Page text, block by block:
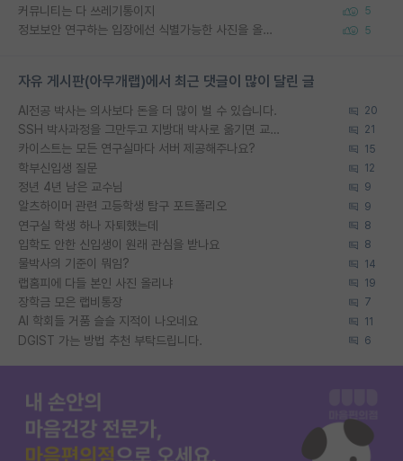
커뮤니티는 다 쓰레기통이지 5
정보보안 연구하는 입장에선 식별가능한 사진을 올리는건 비추이긴함 5
자유 게시판(아무개랩)에서 최근 댓글이 많이 달린 글
AI전공 박사는 의사보다 돈을 더 많이 벌 수 있습니다. 20
SSH 박사과정을 그만두고 지방대 박사로 옮기면 교수의 꿈은 끝일까요? 21
카이스트는 모든 연구실마다 서버 제공해주나요? 15
학부신입생 질문 12
정년 4년 남은 교수님 9
알츠하이머 관련 고등학생 탐구 포트폴리오 9
연구실 학생 하나 자퇴했는데 8
입학도 안한 신입생이 원래 관심을 받나요 8
물박사의 기준이 뭐임? 14
랩홈피에 다들 본인 사진 올리냐 19
장학금 모은 랩비통장 7
AI 학회들 거품 슬슬 지적이 나오네요 11
DGIST 가는 방법 추천 부탁드립니다. 6